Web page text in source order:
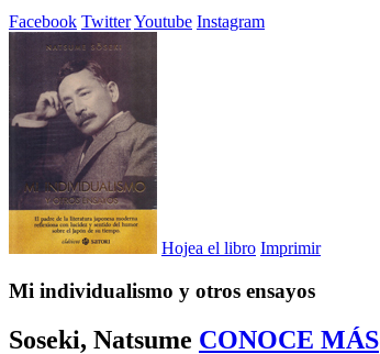
Facebook TwitterYoutube Instagram
Hojea el libro Imprimir
Mi individualismo y otros ensayos
Soseki, Natsume CONOCE MÁS